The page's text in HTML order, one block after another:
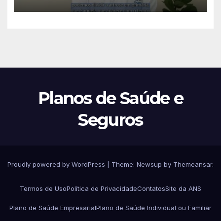
Planos de Saúde e
Seguros
Proudly powered by WordPress Theme: Newsup by Themeansar.
Termos de UsoPolítica de PrivacidadeContatosSite da ANS
Plano de Saúde EmpresarialPlano de Saúde Individual ou Familiar